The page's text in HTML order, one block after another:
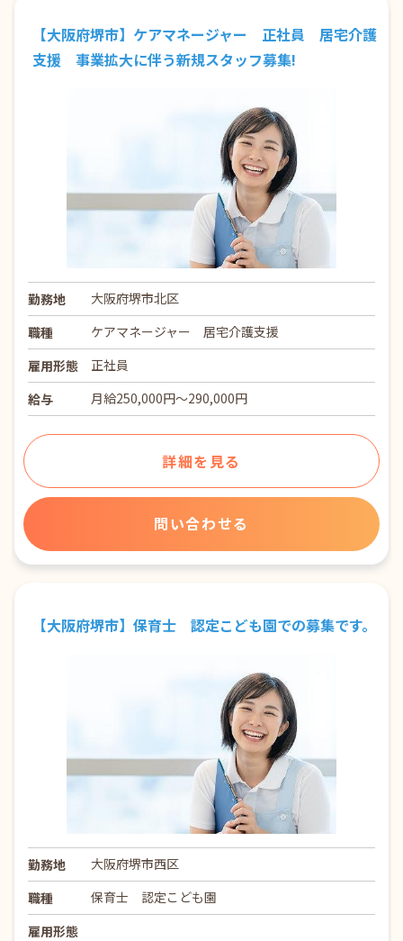
【大阪府堺市】ケアマネージャー 正社員 居宅介護
支援 事業拡大に伴う新規スタッフ募集!
勤務地
大阪府堺市北区
職種
ケアマネージャー 居宅介護支援
雇用形態
正社員
給与
月給250,000円～290,000円
詳細を見る
問い合わせる
【大阪府堺市】保育士 認定こども園での募集です。
勤務地
大阪府堺市西区
職種
保育士 認定こども園
雇用形態